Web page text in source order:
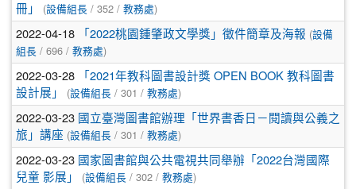
冊」
(設備組長 / 352 / 教務處)
2022-04-18 「2022桃園鍾肇政文學獎」徵件簡章及海報 (設備
組長 / 696 / 教務處)
2022-03-28
「2021年教科圖書設計獎 OPEN BOOK 教科圖書
設計展」
(設備組長 / 301 / 教務處)
2022-03-23 國立臺灣圖書館辦理「世界書香日－閱讀與公義之
旅」講座 (設備組長 / 301 / 教務處)
2022-03-23 國家圖書館與公共電視共同舉辦「2022台灣國際
兒童 影展」
(設備組長 / 302 / 教務處)